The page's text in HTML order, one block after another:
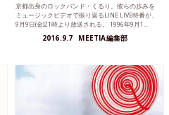
京都出身のロックバンド・くるり。彼らの歩みを
ミュージックビデオで振り返るLINE LIVE特番が、
9月9日(金)21時より放送される。 1996年9月1...
2016.9.7 MEETIA編集部